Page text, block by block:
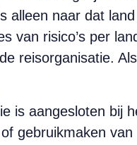
alleen naar dat
van risico’s per
reisorganisatie.
is aangesloten bij
gebruikmaken